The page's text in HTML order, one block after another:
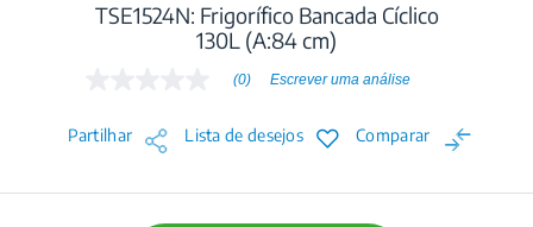
TSE1524N: Frigorífico Bancada Cíclico
130L (A:84 cm)
de
classificação
(0) Escrever uma análise
Partilhar Lista de desejos Comparar